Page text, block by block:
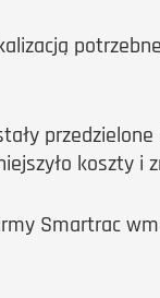
koszty i
Smartrac